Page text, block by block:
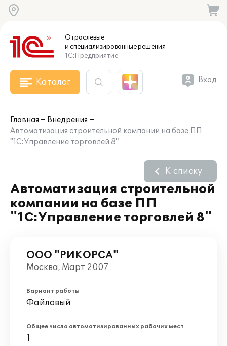
Отраслевые
и специализированныерешения
1С:Предприятие
Каталог Вход
Главная
Внедрения
Автоматизация строительной компании на базе ПП
"1С:Управление торговлей 8"
Автоматизация строительной
компании на базе ПП
"1С:Управление торговлей 8"
К списку
ООО "РИКОРСА"
Москва, Март 2007
Вариант работы
Файловый
Общее число автоматизированных рабочих мест
1